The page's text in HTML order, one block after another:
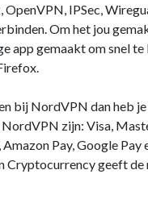
IPSec,
Om het jou
app gemaakt om snel te
bij NordVPN dan heb
zijn: Visa,
Pay, Google Pay
Cryptocurrency geeft